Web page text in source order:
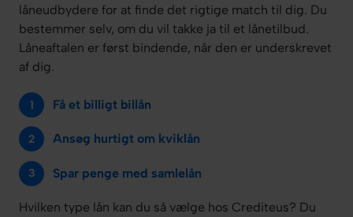
låneudbydere for at finde det rigtige match til dig. Du
bestemmer selv, om du vil takke ja til et lånetilbud.
Låneaftalen er først bindende, når den er underskrevet
af dig.
Få et billigt billån
Ansøg hurtigt om kviklån
Spar penge med samlelån
Hvilken type lån kan du så vælge hos Crediteus? Du